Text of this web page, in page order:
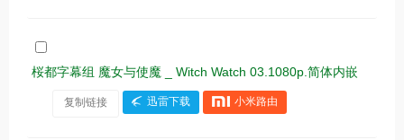
桜都字幕组 魔女与使魔 _ Witch Watch 03.1080p.简体内嵌
复制链接 迅雷下载 小米路由